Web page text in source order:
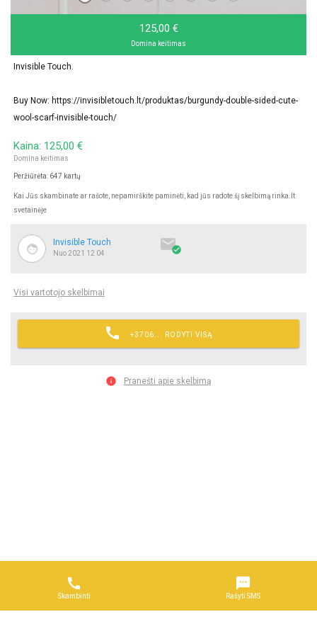
125,00 €
Domina keitimas
Buy handmade double-sided woolen scarf online at the best prices from
Invisible Touch.
Buy Now: https://invisibletouch.lt/produktas/burgundy-double-sided-cute-
wool-scarf-invisible-touch/
Kaina: 125,00 €
Domina keitimas
Peržiūrėta: 647 kartų
Kai Jūs skambinate ar rašote, nepamirškite paminėti, kad jūs radote šį skelbimą rinka.lt
svetainėje
Invisible Touch
Nuo 2021 12 04

Visi vartotojo skelbimai
 +3706... RODYTI VISĄ
 Pranešti apie skelbimą

Skambinti

Rašyti SMS